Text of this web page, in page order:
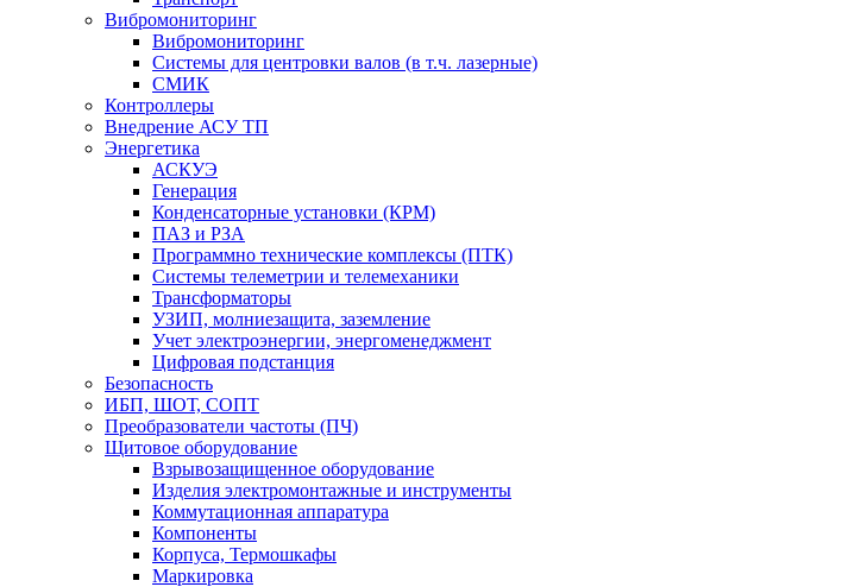
Вибромониторинг
Вибромониторинг
Системы для центровки валов (в т.ч. лазерные)
СМИК
Контроллеры
Внедрение АСУ ТП
Энергетика
АСКУЭ
Генерация
Конденсаторные установки (КРМ)
ПАЗ и РЗА
Программно технические комплексы (ПТК)
Системы телеметрии и телемеханики
Трансформаторы
УЗИП, молниезащита, заземление
Учет электроэнергии, энергоменеджмент
Цифровая подстанция
Безопасность
ИБП, ШОТ, СОПТ
Преобразователи частоты (ПЧ)
Щитовое оборудование
Взрывозащищенное оборудование
Изделия электромонтажные и инструменты
Коммутационная аппаратура
Компоненты
Корпуса, Термошкафы
Маркировка